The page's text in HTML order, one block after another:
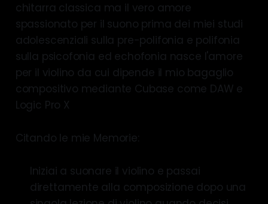
chitarra classica ma il vero amore
spassionato per il suono prima dei miei studi
adolescenziali sulla pre-polifonia e polifonia
sulla psicofonia ed echofonia nasce l'amore
per il violino da cui dipende il mio bagaglio
compositivo mediante Cubase come DAW e
Logic Pro X
Citando le mie Memorie:
Iniziai a suonare il violino e passai
direttamente alla composizione dopo una